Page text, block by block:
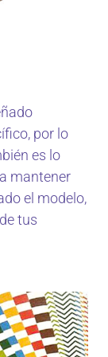
por lo
es lo
mantener
el modelo,
tus